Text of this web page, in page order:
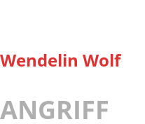
Wendelin Wolf
ANGRIFF